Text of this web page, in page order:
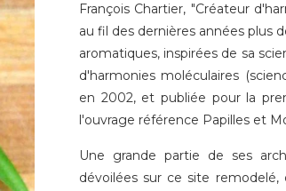
François Chartier, "Créateur
au fil des dernières années plus
aromatiques, inspirées de sa
d'harmonies moléculaires
en 2002, et publiée pour la
l'ouvrage référence Papilles et
Une grande partie de ses
dévoilées sur ce site remodelé,